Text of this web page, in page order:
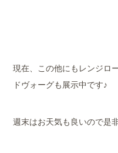
現在、この他にもレンジロ
ドヴォーグも展示中です♪
週末はお天気も良いので是